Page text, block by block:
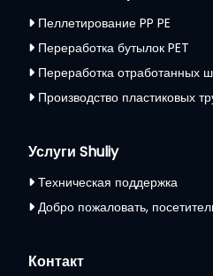
Пеллетирование PP PE
Переработка бутылок PET
Переработка отработанных
Производство пластиковых
Услуги Shuliy
Техническая поддержка
Добро пожаловать,
Контакт